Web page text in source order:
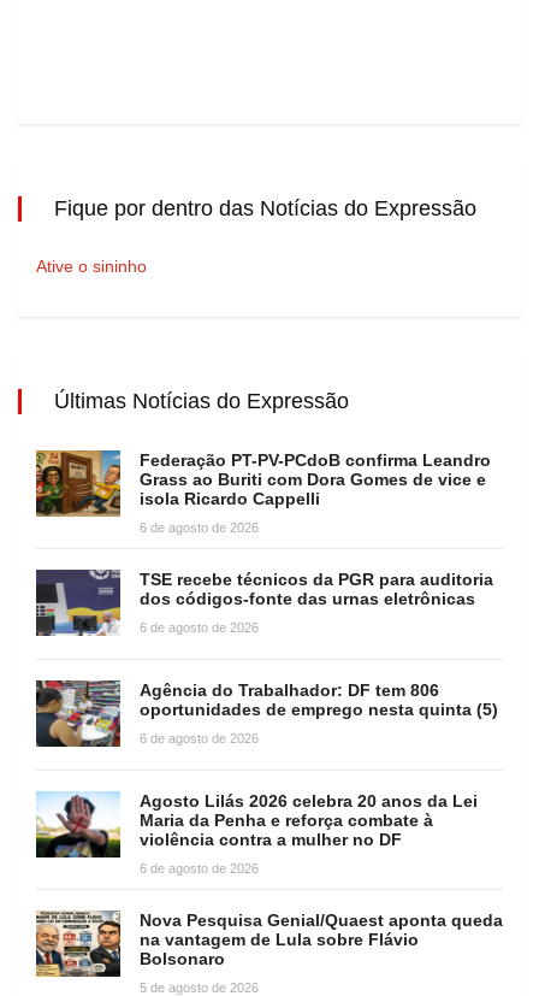
Fique por dentro das Notícias do Expressão
Ative o sininho
Últimas Notícias do Expressão
Federação PT-PV-PCdoB confirma Leandro
Grass ao Buriti com Dora Gomes de vice e
isola Ricardo Cappelli
6 de agosto de 2026
TSE recebe técnicos da PGR para auditoria
dos códigos-fonte das urnas eletrônicas
6 de agosto de 2026
Agência do Trabalhador: DF tem 806
oportunidades de emprego nesta quinta (5)
6 de agosto de 2026
Agosto Lilás 2026 celebra 20 anos da Lei
Maria da Penha e reforça combate à
violência contra a mulher no DF
6 de agosto de 2026
Nova Pesquisa Genial/Quaest aponta queda
na vantagem de Lula sobre Flávio
Bolsonaro
5 de agosto de 2026